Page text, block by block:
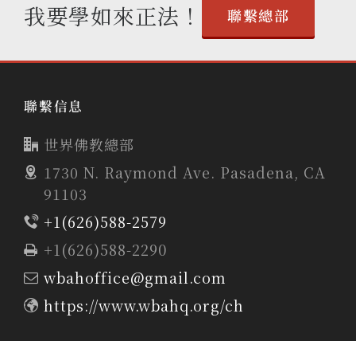
我要學如來正法！ 聯繫總部
聯繫信息
世界佛教總部
1730 N. Raymond Ave. Pasadena, CA
91103
+1(626)588-2579
+1(626)588-2290
wbahoffice@gmail.com
https://www.wbahq.org/ch